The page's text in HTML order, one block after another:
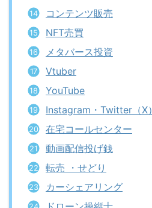
コンテンツ販売
NFT売買
メタバース投資
Vtuber
YouTube
Instagram・Twitter（X）
在宅コールセンター
動画配信投げ銭
転売 ・せどり
カーシェアリング